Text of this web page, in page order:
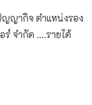
ญญากิจ ตำแหน่งรอง
จำกัด ....รายได้